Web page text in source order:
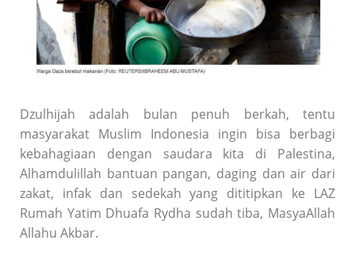
Dzulhijah adalah bulan penuh berkah, tentu
masyarakat Muslim Indonesia ingin bisa berbagi
kebahagiaan dengan saudara kita di Palestina,
Alhamdulillah bantuan pangan, daging dan air dari
zakat, infak dan sedekah yang dititipkan ke LAZ
Rumah Yatim Dhuafa Rydha sudah tiba, MasyaAllah
Allahu Akbar.